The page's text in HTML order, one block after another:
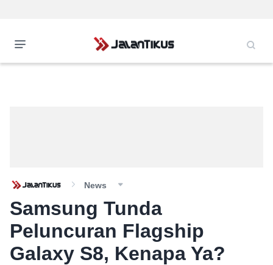
News
Samsung Tunda
Peluncuran Flagship
Galaxy S8, Kenapa Ya?